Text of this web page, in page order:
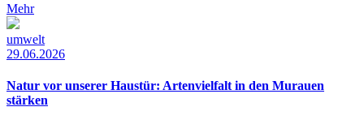
Mehr
umwelt
29.06.2026
Natur vor unserer Haustür: Artenvielfalt in den Murauen
stärken